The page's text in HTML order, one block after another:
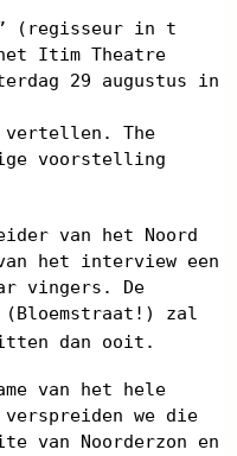
(regisseur in t
Itim Theatre
29 augustus in
vertellen. The
voorstelling
van het Noord
het interview een
vingers. De
(Bloemstraat!) zal
dan ooit.
van het hele
we die
van Noorderzon en